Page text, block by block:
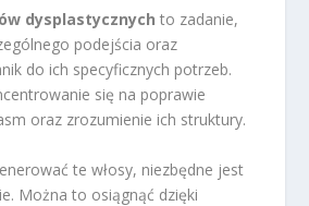
dysplastycznych to zadanie,
podejścia oraz
do ich specyficznych potrzeb.
się na poprawie
oraz zrozumienie ich struktury.
te włosy, niezbędne jest
Można to osiągnąć dzięki